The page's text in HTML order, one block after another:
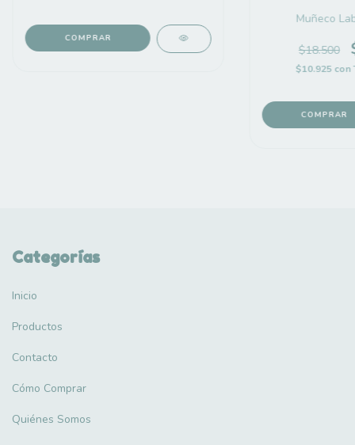
COMPRAR
Muñeco
$18.500
$10.925con
COMPRAR
Categorías
Inicio
Productos
Contacto
Cómo Comprar
Quiénes Somos